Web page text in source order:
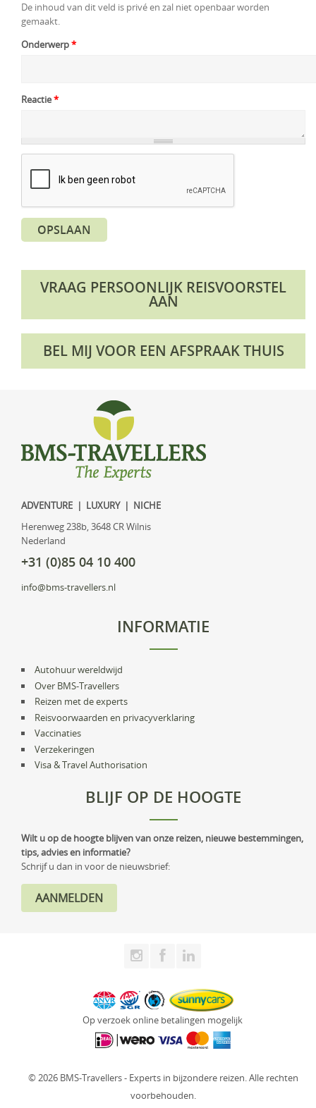
De inhoud van dit veld is privé en zal niet openbaar worden
gemaakt.
Onderwerp*
Reactie*
OPSLAAN
VRAAG PERSOONLIJK REISVOORSTEL
AAN
BEL MIJ VOOR EEN AFSPRAAK THUIS
ADVENTURE | LUXURY | NICHE
Herenweg 238b, 3648 CR Wilnis
Nederland
+31 (0)85 04 10 400
info@bms-travellers.nl
INFORMATIE
Autohuur wereldwijd
Over BMS-Travellers
Reizen met de experts
Reisvoorwaarden en privacyverklaring
Vaccinaties
Verzekeringen
Visa & Travel Authorisation
BLIJF OP DE HOOGTE
Wilt u op de hoogte blijven van onze reizen, nieuwe bestemmingen,
tips, advies en informatie?
Schrijf u dan in voor de nieuwsbrief:
Op verzoek online betalingen mogelijk
© 2026 BMS-Travellers - Experts in bijzondere reizen. Alle rechten
voorbehouden.